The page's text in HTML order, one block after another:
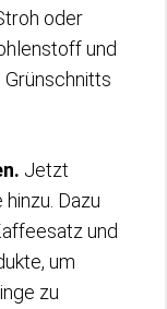
oder
und
Jetzt
Dazu
und
um
zu